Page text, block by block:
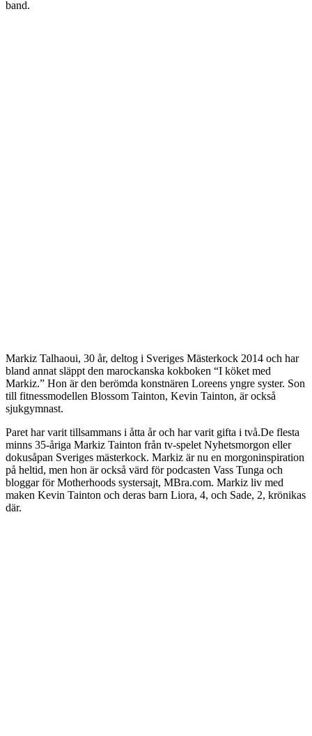
band.
Markiz Talhaoui, 30 år, deltog i Sveriges Mästerkock 2014 och har
bland annat släppt den marockanska kokboken “I köket med
Markiz.” Hon är den berömda konstnären Loreens yngre syster. Son
till fitnessmodellen Blossom Tainton, Kevin Tainton, är också
sjukgymnast.
Paret har varit tillsammans i åtta år och har varit gifta i två.De flesta
minns 35-åriga Markiz Tainton från tv-spelet Nyhetsmorgon eller
dokusåpan Sveriges mästerkock. Markiz är nu en morgoninspiration
på heltid, men hon är också värd för podcasten Vass Tunga och
bloggar för Motherhoods systersajt, MBra.com. Markiz liv med
maken Kevin Tainton och deras barn Liora, 4, och Sade, 2, krönikas
där.